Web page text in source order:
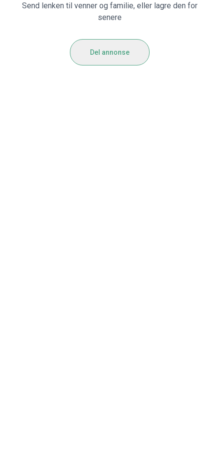
Send lenken til venner og familie, eller lagre den for
senere
Del annonse